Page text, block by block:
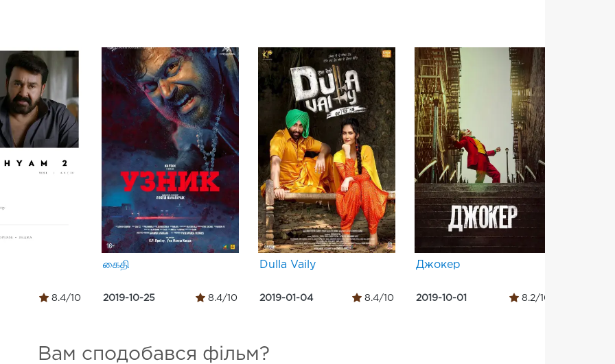
8.4/10
கைதி
2019-10-25 8.4/10
Dulla Vaily
2019-01-04 8.4/10
Джокер
2019-10-01 8.2/10
Вам сподобався фільм?